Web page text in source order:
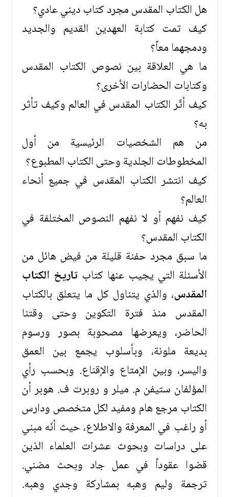
هل الكتاب المقدس مجرد كتاب ديني عادي؟
كيف تمت كتابة العهدين القديم والجديد
ودمجهما معاً؟
ما هي العلاقة بين نصوص الكتاب المقدس
وكتابات الحضارات الأخرى؟
كيف أثّر الكتاب المقدس في العالم وكيف تأثر
به؟
من هم الشخصيات الرئيسية من أول
المخطوطات الجلدية وحتى الكتاب المطبوع؟
كيف انتشر الكتاب المقدس في جميع أنحاء
العالم؟
كيف نفهم أو لا نفهم النصوص المختلفة في
الكتاب المقدس؟
ما سبق مجرد حفنة قليلة من فيض هائل من
الأسئلة التي يجيب عنها كتاب تاريخ الكتاب
المقدس، والذي يتناول كل ما يتعلق بالكتاب
المقدس منذ فترة التكوين وحتى وقتنا
الحاضر، ويعرضها مصحوبة بصور ورسوم
بديعة ملونة، وبأسلوب يجمع بين العمق
واليسر، وبين الإمتاع والإقناع. وبحسب رأي
المؤلفان ستيفن م. ميلر و روبرت ف. هوبر أن
الكتاب مرجع هام ومفيد لكل متخصص ودارس
أو راغب في المعرفة والاطلاع، حيث أنّه مبني
على دراسات وبحوث عشرات العلماء الذين
قضوا عقوداً في عمل جاد وبحث مضني.
ترجمة وليم وهبه بمشاركة وجدي وهبه.